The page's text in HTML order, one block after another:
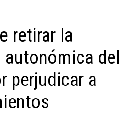
retirar la
del
perjudicar a